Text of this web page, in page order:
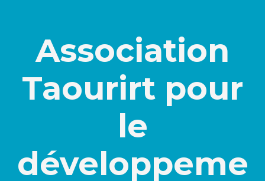
Association
Taourirt pour
le
développeme